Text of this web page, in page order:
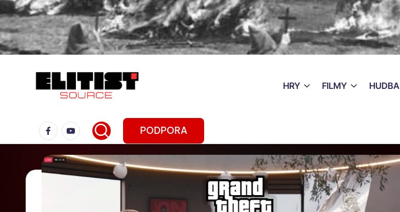
HRY FILMY HUDBA
PODPORA